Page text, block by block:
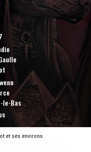
le-Bas
et ses environs